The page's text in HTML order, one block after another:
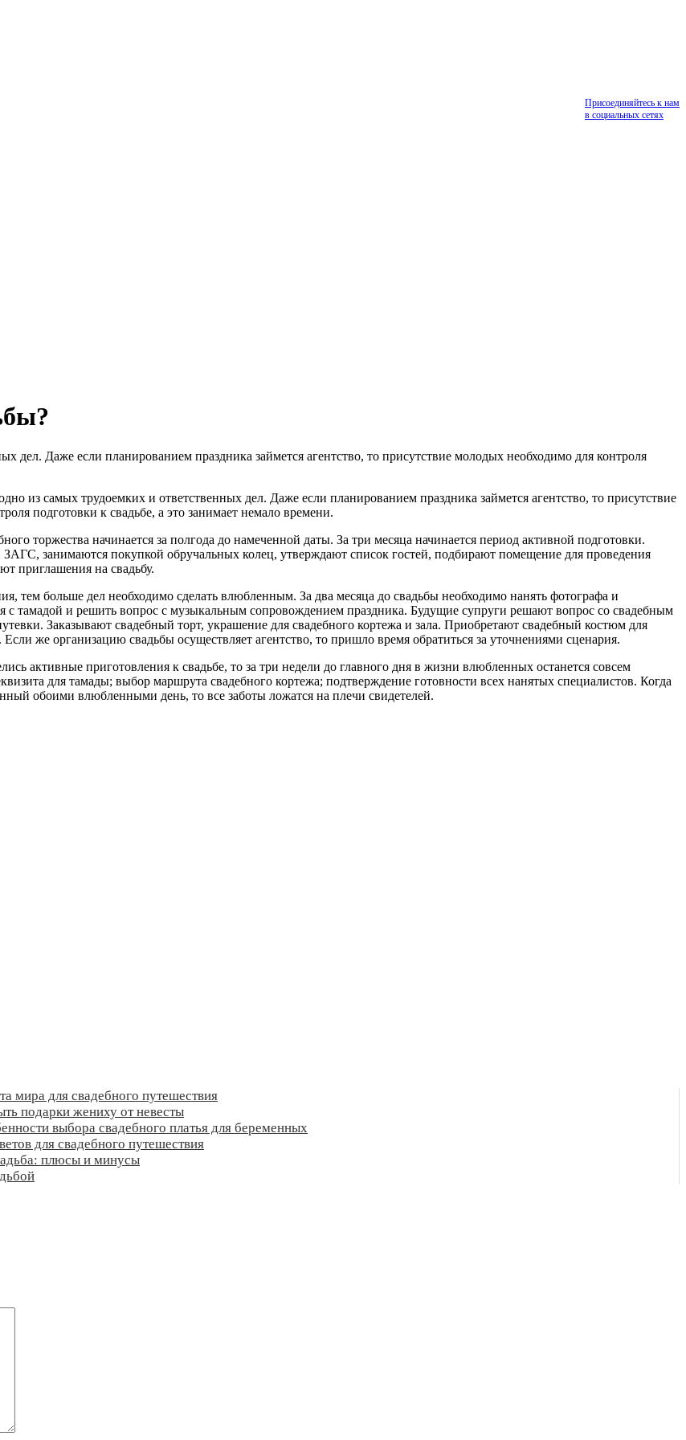
Присоединяйтесь к нам
в социальных сетях
дел. Даже если планированием праздника займется агентство, то присутствие молодых необходимо для контроля
из самых трудоемких и ответственных дел. Даже если планированием праздника займется агентство, то присутствие
подготовки к свадьбе, а это занимает немало времени.
торжества начинается за полгода до намеченной даты. За три месяца начинается период активной подготовки.
занимаются покупкой обручальных колец, утверждают список гостей, подбирают помещение для проведения
приглашения на свадьбу.
тем больше дел необходимо сделать влюбленным. За два месяца до свадьбы необходимо нанять фотографа и
с тамадой и решить вопрос с музыкальным сопровождением праздника. Будущие супруги решают вопрос со свадебным
Заказывают свадебный торт, украшение для свадебного кортежа и зала. Приобретают свадебный костюм для
же организацию свадьбы осуществляет агентство, то пришло время обратиться за уточнениями сценария.
активные приготовления к свадьбе, то за три недели до главного дня в жизни влюбленных останется совсем
для тамады; выбор маршрута свадебного кортежа; подтверждение готовности всех нанятых специалистов. Когда
обоими влюбленными день, то все заботы ложатся на плечи свидетелей.
мира для свадебного путешествия
подарки жениху от невесты
выбора свадебного платья для беременных
для свадебного путешествия
плюсы и минусы